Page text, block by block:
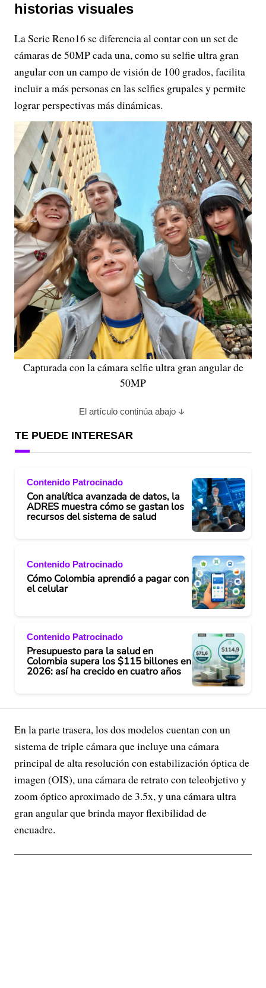
historias visuales
La Serie Reno16 se diferencia al contar con un set de
cámaras de 50MP cada una, como su selfie ultra gran
angular con un campo de visión de 100 grados, facilita
incluir a más personas en las selfies grupales y permite
lograr perspectivas más dinámicas.
Capturada con la cámara selfie ultra gran angular de
50MP
El artículo continúa abajo
TE PUEDE INTERESAR
Contenido Patrocinado
Con analítica avanzada de datos, la
ADRES muestra cómo se gastan los
recursos del sistema de salud
Contenido Patrocinado
Cómo Colombia aprendió a pagar con
el celular
Contenido Patrocinado
Presupuesto para la salud en
Colombia supera los $115 billones en
2026: así ha crecido en cuatro años
En la parte trasera, los dos modelos cuentan con un
sistema de triple cámara que incluye una cámara
principal de alta resolución con estabilización óptica de
imagen (OIS), una cámara de retrato con teleobjetivo y
zoom óptico aproximado de 3.5x, y una cámara ultra
gran angular que brinda mayor flexibilidad de
encuadre.